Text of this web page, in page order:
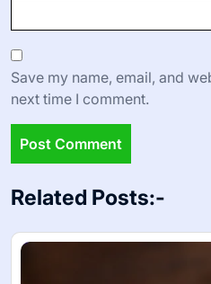
Save my name, email, and
next time I comment.
Related Posts:-